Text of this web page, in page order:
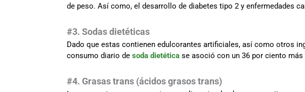
de peso. Así como, el desarrollo de diabetes tipo 2 y enfermedades
#3. Sodas dietéticas
Dado que estas contienen edulcorantes artificiales, así como otros
consumo diario de soda dietética se asoció con un 36 por ciento
#4. Grasas trans (ácidos grasos trans)